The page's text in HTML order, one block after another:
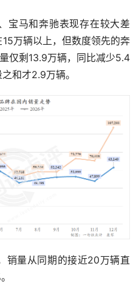
宝马和奔驰表现存在较大差
万辆以上，但数度领先的奔
仅剩13.9万辆，同比减少5.4
和才2.9万辆。
销量从同期的接近20万辆直